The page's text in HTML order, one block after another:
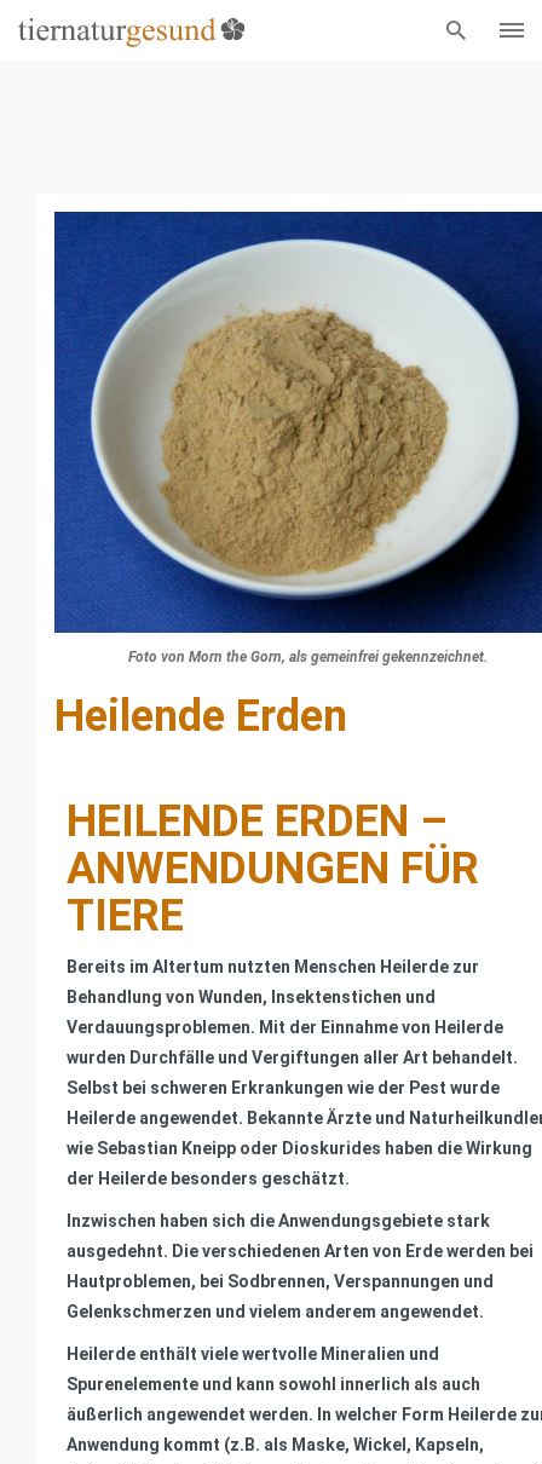
Foto von Morn the Gorn, als gemeinfrei gekennzeichnet.
Heilende Erden
HEILENDE ERDEN –
ANWENDUNGEN FÜR
TIERE
Bereits im Altertum nutzten Menschen Heilerde zur
Behandlung von Wunden, Insektenstichen und
Verdauungsproblemen. Mit der Einnahme von Heilerde
wurden Durchfälle und Vergiftungen aller Art behandelt.
Selbst bei schweren Erkrankungen wie der Pest wurde
Heilerde angewendet. Bekannte Ärzte und
wie Sebastian Kneipp oder Dioskurides haben die Wirkung
der Heilerde besonders geschätzt.
Inzwischen haben sich die Anwendungsgebiete stark
ausgedehnt. Die verschiedenen Arten von Erde werden bei
Hautproblemen, bei Sodbrennen, Verspannungen und
Gelenkschmerzen und vielem anderem angewendet.
Heilerde enthält viele wertvolle Mineralien und
Spurenelemente und kann sowohl innerlich als auch
äußerlich angewendet werden. In welcher Form Heilerde
Anwendung kommt (z.B. als Maske, Wickel, Kapseln,